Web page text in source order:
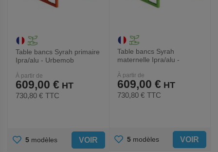
Table bancs Syrah primaire
Ipra/alu - Urbemob
À partir de
609,00 €
730,80 € TTC
AJOUTER
5 modèles VOIR
Table bancs Syrah
maternelle Ipra/alu -
À partir de
609,00 €
730,80 € TTC
AJOUTER
5 modèles VOIR